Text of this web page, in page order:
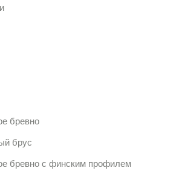
бревно
брус
бревно с финским профилем